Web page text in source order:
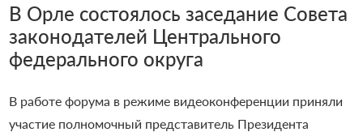
В Орле состоялось заседание Совета
законодателей Центрального
федерального округа
В работе форума в режиме видеоконференции приняли
участие полномочный представитель Президента